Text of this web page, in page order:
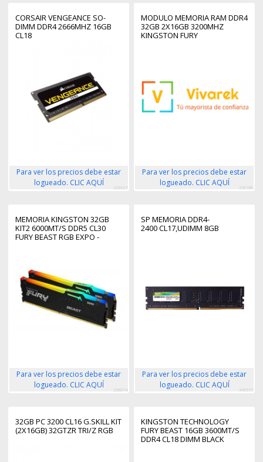
CORSAIR VENGEANCE SO-
DIMM DDR4 2666MHZ 16GB
CL18
Para ver los precios debe estar
logueado. CLIC AQUÍ
226627
MODULO MEMORIA RAM DDR4
32GB 2X16GB 3200MHZ
KINGSTON FURY
Para ver los precios debe estar
logueado. CLIC AQUÍ
250180
MEMORIA KINGSTON 32GB
KIT2 6000MT/S DDR5 CL30
FURY BEAST RGB EXPO -
Para ver los precios debe estar
logueado. CLIC AQUÍ
258074
SP MEMORIA DDR4-
2400 CL17,UDIMM 8GB
Para ver los precios debe estar
logueado. CLIC AQUÍ
346577
32GB PC 3200 CL16 G.SKILL KIT
(2X16GB) 32GTZR TRI/Z RGB
KINGSTON TECHNOLOGY
FURY BEAST 16GB 3600MT/S
DDR4 CL18 DIMM BLACK